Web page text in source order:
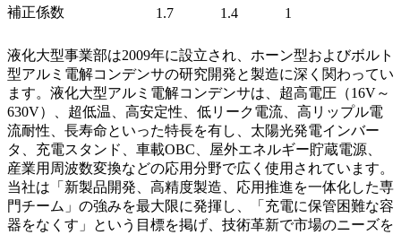
補正係数
1.7 1.4 1
液化大型事業部は2009年に設立され、ホーン型およびボルト
型アルミ電解コンデンサの研究開発と製造に深く関わってい
ます。液化大型アルミ電解コンデンサは、超高電圧（16V～
630V）、超低温、高安定性、低リーク電流、高リップル電
流耐性、長寿命といった特長を有し、太陽光発電インバー
タ、充電スタンド、車載OBC、屋外エネルギー貯蔵電源、
産業用周波数変換などの応用分野で広く使用されています。
当社は「新製品開発、高精度製造、応用推進を一体化した専
門チーム」の強みを最大限に発揮し、「充電に保管困難な容
器をなくす」という目標を掲げ、技術革新で市場のニーズを